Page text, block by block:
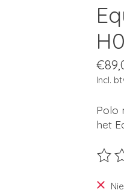
Incl.
Polo
het
De